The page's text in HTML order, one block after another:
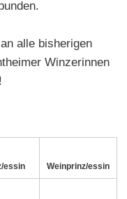
alle bisherigen
Winzerinnen
essin Weinprinz/essin